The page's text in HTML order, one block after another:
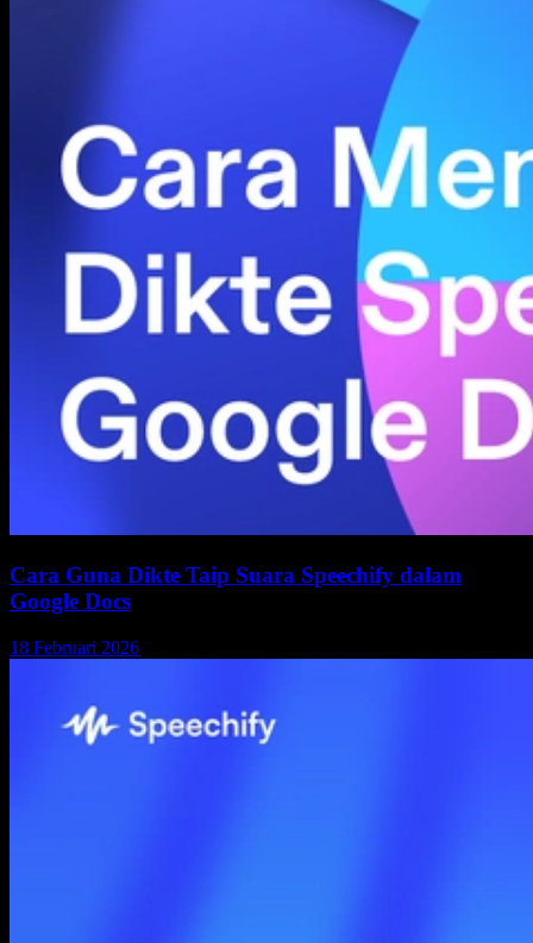
Cara Guna Dikte Taip Suara Speechify dalam
Google Docs
18 Februari 2026